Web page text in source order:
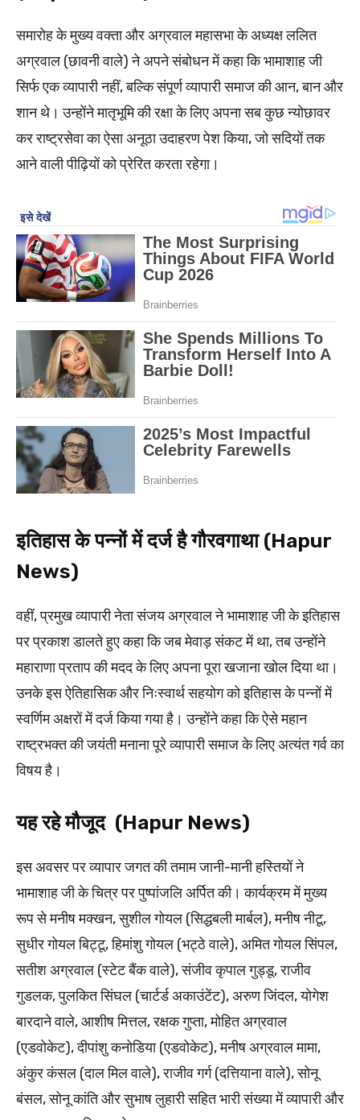
समारोह के मुख्य वक्ता और अग्रवाल महासभा के अध्यक्ष ललित
अग्रवाल (छावनी वाले) ने अपने संबोधन में कहा कि भामाशाह जी
सिर्फ एक व्यापारी नहीं, बल्कि संपूर्ण व्यापारी समाज की आन, बान और
शान थे। उन्होंने मातृभूमि की रक्षा के लिए अपना सब कुछ न्योछावर
कर राष्ट्रसेवा का ऐसा अनूठा उदाहरण पेश किया, जो सदियों तक
आने वाली पीढ़ियों को प्रेरित करता रहेगा।
इतिहास के पन्नों में दर्ज है गौरवगाथा (Hapur
News)
वहीं, प्रमुख व्यापारी नेता संजय अग्रवाल ने भामाशाह जी के इतिहास
पर प्रकाश डालते हुए कहा कि जब मेवाड़ संकट में था, तब उन्होंने
महाराणा प्रताप की मदद के लिए अपना पूरा खजाना खोल दिया था।
उनके इस ऐतिहासिक और निःस्वार्थ सहयोग को इतिहास के पन्नों में
स्वर्णिम अक्षरों में दर्ज किया गया है। उन्होंने कहा कि ऐसे महान
राष्ट्रभक्त की जयंती मनाना पूरे व्यापारी समाज के लिए अत्यंत गर्व का
विषय है।
यह रहे मौजूद (Hapur News)
इस अवसर पर व्यापार जगत की तमाम जानी-मानी हस्तियों ने
भामाशाह जी के चित्र पर पुष्पांजलि अर्पित की। कार्यक्रम में मुख्य
रूप से मनीष मक्खन, सुशील गोयल (सिद्धबली मार्बल), मनीष नीटू,
सुधीर गोयल बिट्टू, हिमांशु गोयल (भट्ठे वाले), अमित गोयल सिंपल,
सतीश अग्रवाल (स्टेट बैंक वाले), संजीव कृपाल गुड्डू, राजीव
गुडलक, पुलकित सिंघल (चार्टर्ड अकाउंटेंट), अरुण जिंदल, योगेश
बारदाने वाले, आशीष मित्तल, रक्षक गुप्ता, मोहित अग्रवाल
(एडवोकेट), दीपांशु कनोडिया (एडवोकेट), मनीष अग्रवाल मामा,
अंकुर कंसल (दाल मिल वाले), राजीव गर्ग (दत्तियाना वाले), सोनू
बंसल, सोनू कांति और सुभाष लुहारी सहित भारी संख्या में व्यापारी और